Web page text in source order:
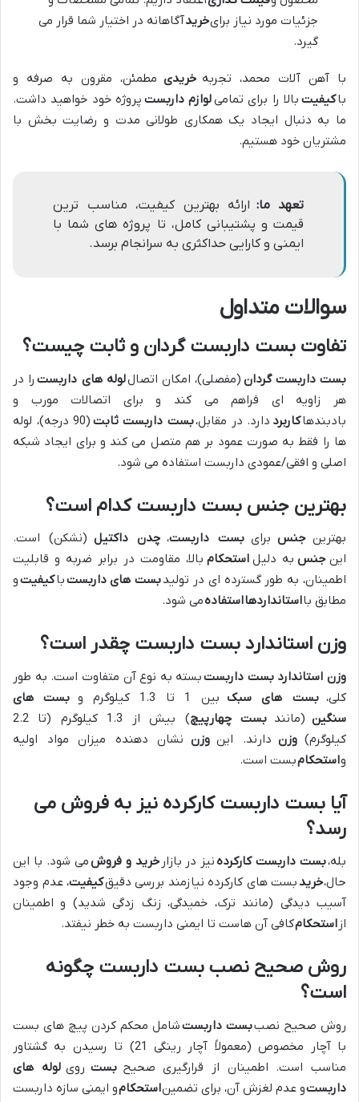
جزئیات مورد نیاز برایخریدآگاهانه در اختیار شما قرار می
گیرد.
با آهن آلات محمد، تجربه خریدی مطمئن، مقرون به صرفه و
باکیفیت بالا را برای تمامیلوازم داربست پروژه خود خواهید داشت.
ما به دنبال ایجاد یک همکاری طولانی مدت و رضایت بخش با
مشتریان خود هستیم.
تعهد ما: ارائه بهترین کیفیت، مناسب ترین
قیمت و پشتیبانی کامل، تا پروژه های شما با
ایمنی و کارایی حداکثری به سرانجام برسد.
سوالات متداول
تفاوت بست داربست گردان و ثابت چیست؟
بست داربست گردان (مفصلی)، امکان اتصاللوله های داربست را در
هر زاویه ای فراهم می کند و برای اتصالات مورب و
بادبندهاکاربرد دارد. در مقابل،بست داربست ثابت
(90 درجه)، لوله
ها را فقط به صورت عمود بر هم متصل می کند و برای ایجاد شبکه
اصلی و افقی/عمودی داربست استفاده می شود.
بهترین جنس بست داربست کدام است؟
بهترین جنس برای بست داربست، چدن داکتیل (نشکن) است.
این جنس به دلیل استحکام بالا، مقاومت در برابر ضربه و قابلیت
اطمینان، به طور گسترده ای در تولیدبست های داربستباکیفیتو
مطابق بااستانداردهااستفادهمی شود.
وزن استاندارد بست داربست چقدر است؟
وزن استاندارد بست داربستبسته به نوع آن متفاوت است. به طور
کلی، بست های سبک بین 1 تا 1.3 کیلوگرم و
بست های
سنگین (مانند بست چهارپیچ
) بیش از 1.3 کیلوگرم (تا 2.2
کیلوگرم) وزن دارند. این وزن نشان دهنده میزان مواد اولیه
واستحکامبست است.
آیا بست داربست کارکرده نیز به فروش می
رسد؟
بله،بست داربست کارکردهنیز در بازار خرید و فروشمی شود. با این
حال،خریدبست های کارکرده نیازمند بررسی دقیقکیفیت، عدم وجود
آسیب دیدگی (مانند ترک، خمیدگی، زنگ زدگی شدید) و اطمینان
از استحکامکافی آن هاست تا ایمنی داربست به خطر نیفتد.
روش صحیح نصب بست داربست چگونه
است؟
روش صحیح نصببست داربستشامل محکم کردن پیچ های بست
با آچار مخصوص (معمولاً آچار رینگی 21) تا رسیدن به گشتاور
مناسب است. اطمینان از قرارگیری صحیح بست روی لوله های
داربستو عدم لغزش آن، برای تضمیناستحکامو ایمنی سازه داربست